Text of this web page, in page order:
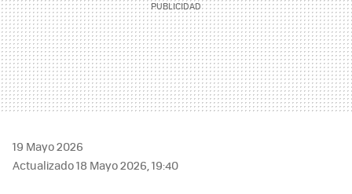
19 Mayo 2026
Actualizado 18 Mayo 2026, 19:40